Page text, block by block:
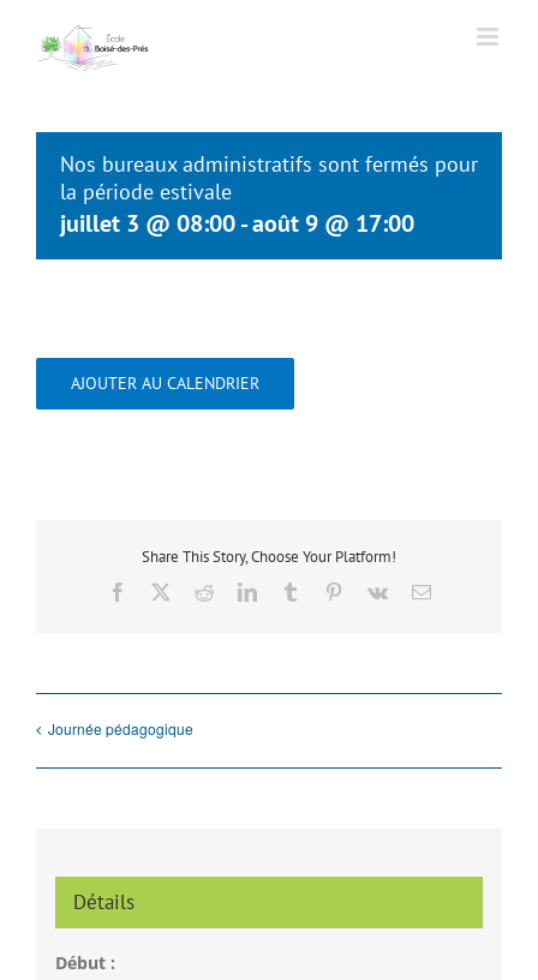
contenu
Nos bureaux administratifs sont fermés pour
la période estivale
juillet 3 @ 08:00-août 9 @ 17:00
AJOUTER AU CALENDRIER
Share This Story, Choose Your Platform!
Facebook RedditLinkedInTumblr Pinterest
Vk Email
Journée pédagogique
Détails
Début :